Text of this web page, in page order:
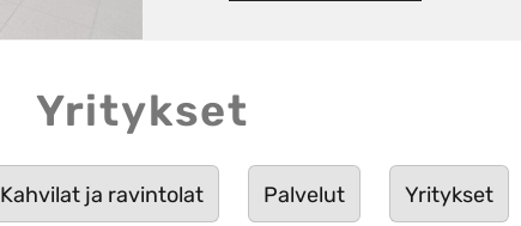
Yritykset
Kahvilat ja ravintolat Palvelut Yritykset